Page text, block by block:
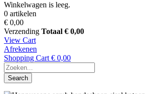
Winkelwagen is leeg.
0 artikelen
€ 0,00
Verzending Totaal € 0,00
View Cart
Afrekenen
Shopping Cart € 0,00
Search